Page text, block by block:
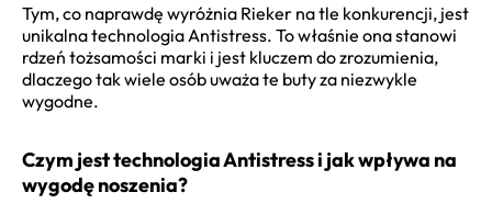
Tym, co naprawdę wyróżnia Rieker na tle konkurencji, jest
unikalna technologia Antistress. To właśnie ona stanowi
rdzeń tożsamości marki i jest kluczem do zrozumienia,
dlaczego tak wiele osób uważa te buty za niezwykle
wygodne.
Czym jest technologia Antistress i jak wpływa na
wygodę noszenia?